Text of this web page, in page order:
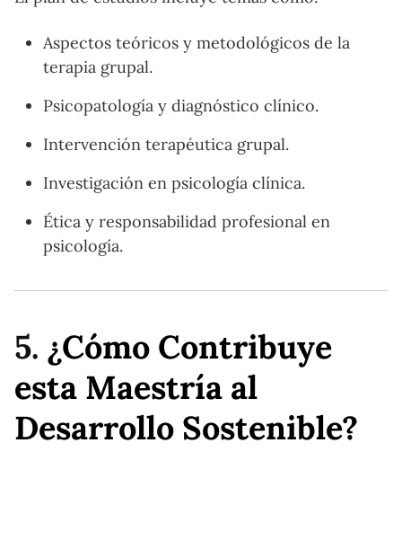
Aspectos teóricos y metodológicos de la
terapia grupal.
Psicopatología y diagnóstico clínico.
Intervención terapéutica grupal.
Investigación en psicología clínica.
Ética y responsabilidad profesional en
psicología.
5. ¿Cómo Contribuye
esta Maestría al
Desarrollo Sostenible?